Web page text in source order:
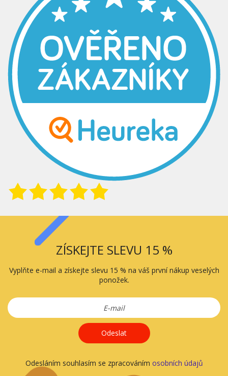
ZÍSKEJTE SLEVU 15 %
Vyplňte e-mail a získejte slevu 15 % na váš první nákup veselých
ponožek.
Odeslat
Odesláním souhlasím se zpracováním osobních údajů